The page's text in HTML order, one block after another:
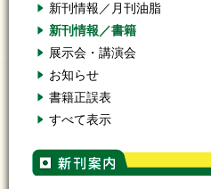
新刊情報／月刊油脂
新刊情報／書籍
展示会・講演会
お知らせ
書籍正誤表
すべて表示